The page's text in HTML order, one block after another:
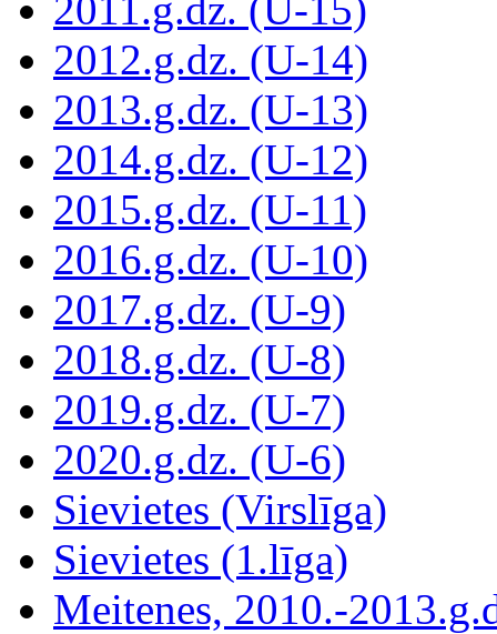
2012.g.dz. (U-14)
2013.g.dz. (U-13)
2014.g.dz. (U-12)
2015.g.dz. (U-11)
2016.g.dz. (U-10)
2017.g.dz. (U-9)
2018.g.dz. (U-8)
2019.g.dz. (U-7)
2020.g.dz. (U-6)
Sievietes (Virslīga)
Sievietes (1.līga)
Meitenes, 2010.-